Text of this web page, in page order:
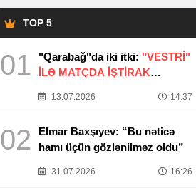
TOP 5
01 "Qarabağ"da iki itki: "VESTRİ"
İLƏ MATÇDA İŞTİRAK
13.07.2026 14:37
02
Elmar Baxşıyev: “Bu nəticə
hamı üçün gözlənilməz oldu”
31.07.2026 16:26